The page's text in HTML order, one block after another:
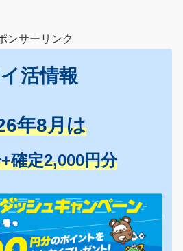
ンサーリンク
活情報
年8月は
確定2,000円分